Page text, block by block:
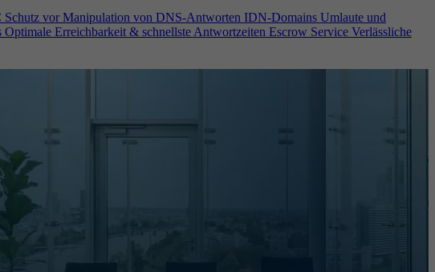
Schutz vor Manipulation von DNS-Antworten IDN-Domains Umlaute und
Optimale Erreichbarkeit & schnellste Antwortzeiten Escrow Service Verlässliche